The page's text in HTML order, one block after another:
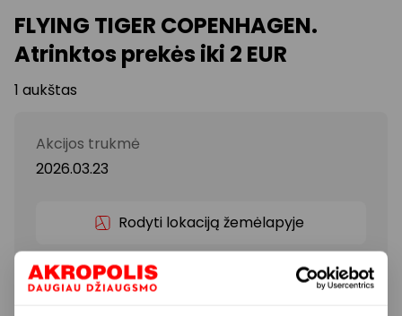
FLYING TIGER COPENHAGEN.
Atrinktos prekės iki 2 EUR
1 aukštas
Akcijos trukmė
2026.03.23
Rodyti lokaciją žemėlapyje
Lobių dienos Flying Tiger Copenhagen! Atraskite